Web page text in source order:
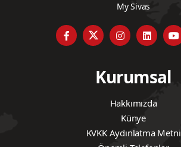
My Sivas
Kurumsal
Hakkımızda
Künye
KVKK Aydınlatma Metni